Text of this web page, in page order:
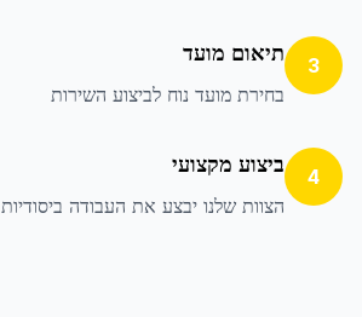
3 תיאום מועד
בחירת מועד נוח לביצוע השירות
4 ביצוע מקצועי
הצוות שלנו יבצע את העבודה ביסודיות